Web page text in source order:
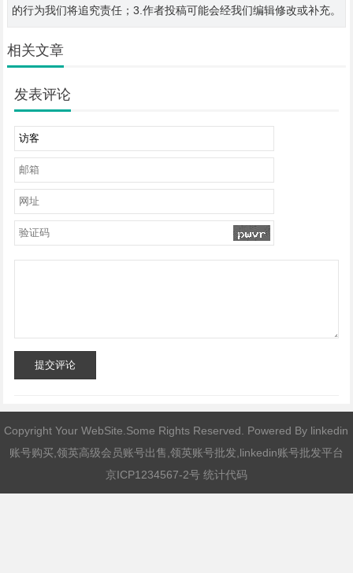
的行为我们将追究责任；3.作者投稿可能会经我们编辑修改或补充。
相关文章
发表评论
提交评论
Copyright Your WebSite.Some Rights Reserved. Powered By linkedin
账号购买,领英高级会员账号出售,领英账号批发,linkedin账号批发平台
京ICP1234567-2号 统计代码